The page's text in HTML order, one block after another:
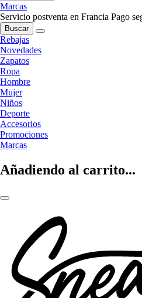
Marcas
Servicio postventa en Francia Pago
Buscar
Rebajas
Novedades
Zapatos
Ropa
Hombre
Mujer
Niños
Deporte
Accesorios
Promociones
Marcas
Añadiendo al carrito...